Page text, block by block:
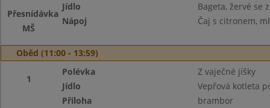
Přesnídávka
MŠ
Jídlo
Bageta, žervé se
Nápoj
Čaj s citronem,
Oběd (11:00 - 13:59)
1
Polévka
Z vaječné jíšky
Jídlo
Vepřová kotleta
Příloha
brambor